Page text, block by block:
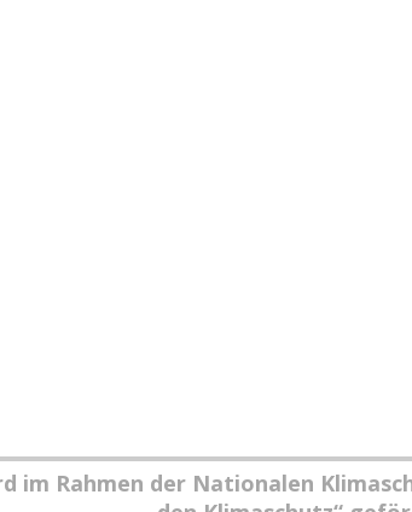
im Rahmen der Nationalen